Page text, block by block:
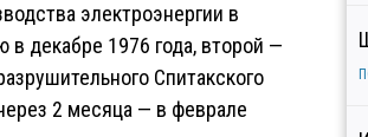
электроэнергии в
в декабре 1976 года, второй —
Спитакского
2 месяца — в феврале